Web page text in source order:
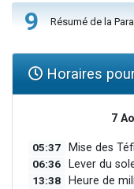
9 Résumé de la
Horaires
7
05:37 Mise des
06:36 Lever du
13:38 Heure de